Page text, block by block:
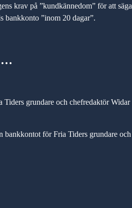
krav på ”kundkännedom” för att säga
bankkonto ”inom 20 dagar”.
…
grundare och chefredaktör Widar
bankkontot för Fria Tiders grundare och